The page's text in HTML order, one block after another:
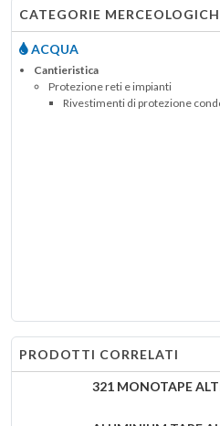
CATEGORIE
ACQUA
Cantieristica
Protezione reti e impianti
Rivestimenti di protezione
PRODOTTI CORRELATI
321 MONOTAPE